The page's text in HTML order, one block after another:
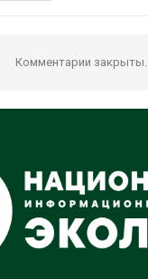
Комментарии закрыты.